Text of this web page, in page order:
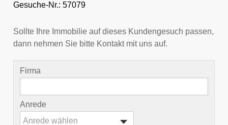
Gesuche-Nr.: 57079
Sollte Ihre Immobilie auf dieses Kundengesuch passen,
dann nehmen Sie bitte Kontakt mit uns auf.
Firma
Anrede
Anrede wählen